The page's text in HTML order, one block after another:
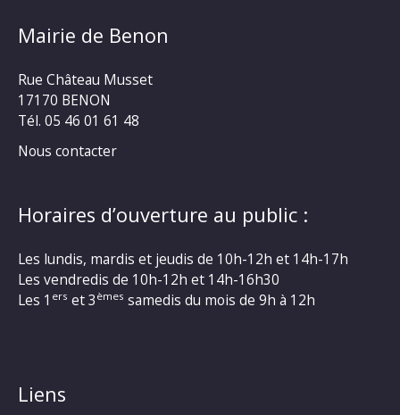
Mairie de Benon
Rue Château Musset
17170 BENON
Tél. 05 46 01 61 48
Nous contacter
Horaires d’ouverture au public :
Les lundis, mardis et jeudis de 10h-12h et 14h-17h
Les vendredis de 10h-12h et 14h-16h30
Les 1 ers et 3 èmes samedis du mois de 9h à 12h
Liens